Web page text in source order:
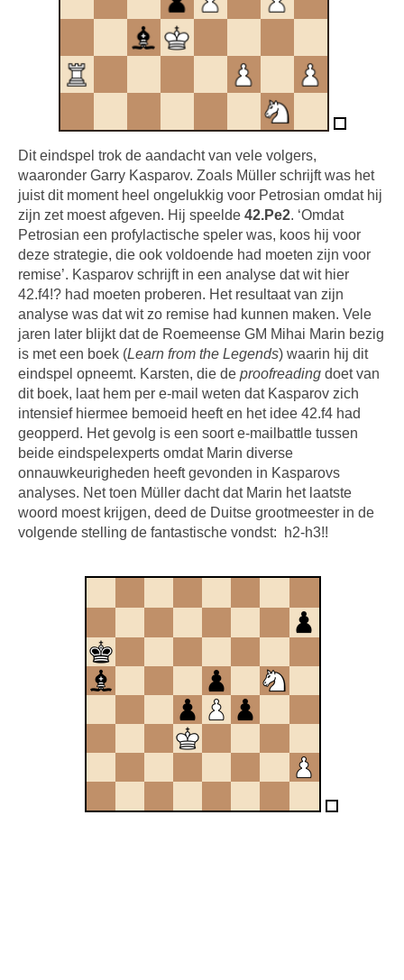
Dit eindspel trok de aandacht van vele volgers,
waaronder Garry Kasparov. Zoals Müller schrijft was het
juist dit moment heel ongelukkig voor Petrosian omdat hij
zijn zet moest afgeven. Hij speelde 42.Pe2. ‘Omdat
Petrosian een profylactische speler was, koos hij voor
deze strategie, die ook voldoende had moeten zijn voor
remise’. Kasparov schrijft in een analyse dat wit hier
42.f4!? had moeten proberen. Het resultaat van zijn
analyse was dat wit zo remise had kunnen maken. Vele
jaren later blijkt dat de Roemeense GM Mihai Marin bezig
is met een boek (Learn from the Legends) waarin hij dit
eindspel opneemt. Karsten, die de proofreading doet van
dit boek, laat hem per e-mail weten dat Kasparov zich
intensief hiermee bemoeid heeft en het idee 42.f4 had
geopperd. Het gevolg is een soort e-mailbattle tussen
beide eindspelexperts omdat Marin diverse
onnauwkeurigheden heeft gevonden in Kasparovs
analyses. Net toen Müller dacht dat Marin het laatste
woord moest krijgen, deed de Duitse grootmeester in de
volgende stelling de fantastische vondst: h2-h3!!